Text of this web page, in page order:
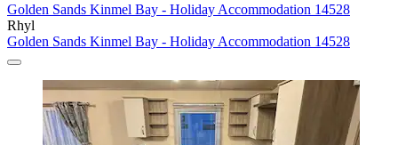
Golden Sands Kinmel Bay - Holiday Accommodation 14528
Rhyl
Golden Sands Kinmel Bay - Holiday Accommodation 14528